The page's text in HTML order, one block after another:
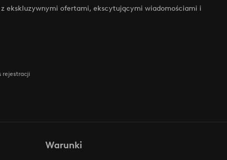
ekskluzywnymi ofertami, ekscytującymi wiadomościami i
rejestracji
Warunki